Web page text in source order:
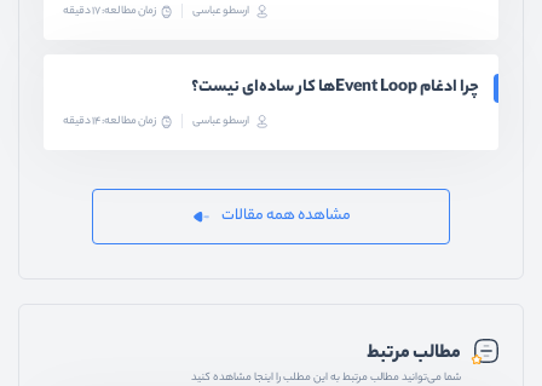
ارسطو عباسی زمان مطالعه: 17 دقیقه
چرا ادغام Event Loopها کار ساده‌ای نیست؟
ارسطو عباسی زمان مطالعه: 14 دقیقه
مشاهده همه مقالات
مطالب مرتبط
شما می‌توانید مطالب مرتبط به این مطلب را اینجا مشاهده کنید